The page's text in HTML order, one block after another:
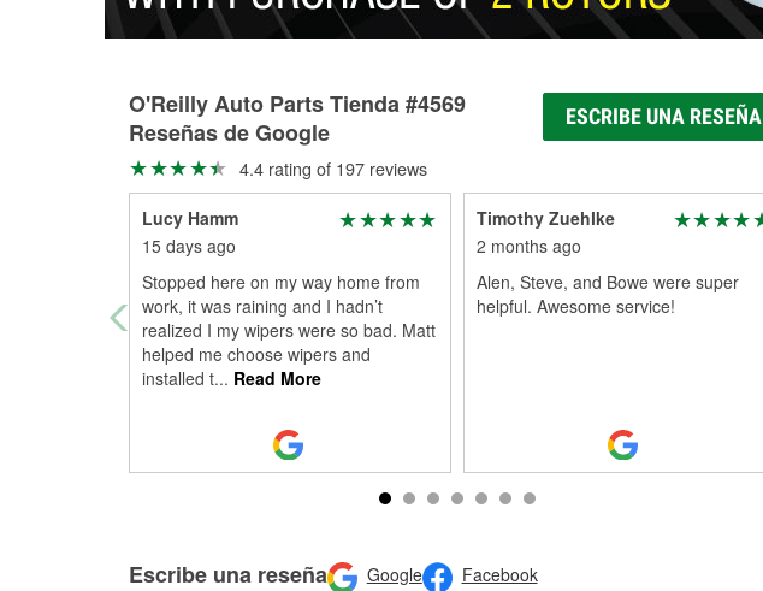
O'Reilly Auto Parts Tienda #4569
Reseñas de Google
ESCRIBE UNA RESEÑA
4.4 rating of 197 reviews
Lucy Hamm
15 days ago
Stopped here on my way home from
work, it was raining and I hadn’t
realized I my wipers were so bad. Matt
helped me choose wipers and
installed t... Read More
Timothy Zuehlke
2 months ago
Alen, Steve, and Bowe were super
helpful. Awesome service!
Escribe una reseña Google Facebook